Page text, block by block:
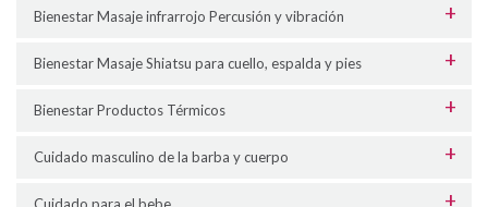
Bienestar Masaje infrarrojo Percusión y vibración
Bienestar Masaje Shiatsu para cuello, espalda y pies
Bienestar Productos Térmicos
Cuidado masculino de la barba y cuerpo